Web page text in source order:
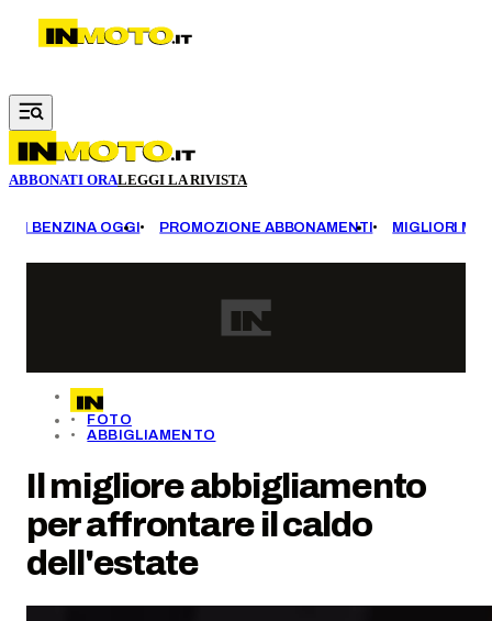
Vai al contenuto principale
ABBONATI ORALEGGI LA RIVISTA
BENZINA OGGI PROMOZIONE ABBONAMENTI MIGLIORI
FOTO
ABBIGLIAMENTO
Il migliore abbigliamento
per affrontare il caldo
dell'estate